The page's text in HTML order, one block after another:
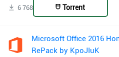
6 768 Torrent
Microsoft Office 2016
RePack by KpoJIuK